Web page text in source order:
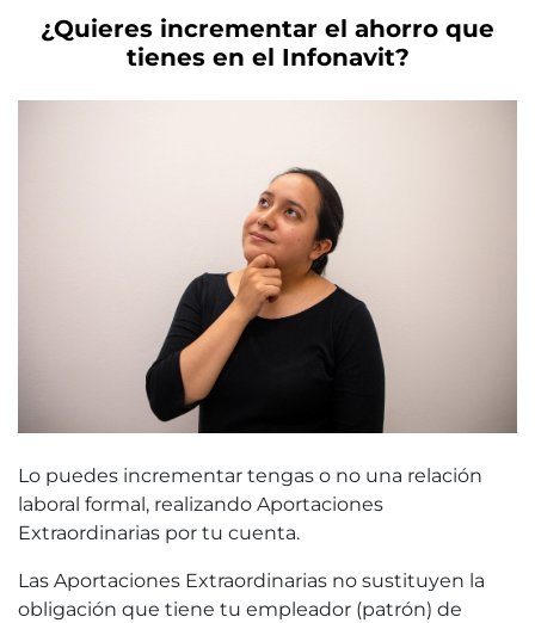
¿Quieres incrementar el ahorro que
tienes en el Infonavit?
Lo puedes incrementar tengas o no una relación
laboral formal, realizando Aportaciones
Extraordinarias por tu cuenta.
Las Aportaciones Extraordinarias no sustituyen la
obligación que tiene tu empleador (patrón) de